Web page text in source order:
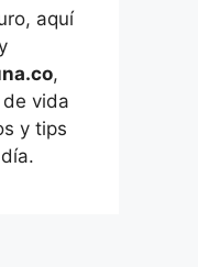
aquí
,
vida
y tips